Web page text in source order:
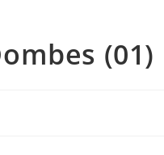
(01)